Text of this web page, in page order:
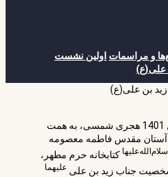
و مراسمات اولین نشست
علی(ع)
در روزهای پایانی محرم الحرام سال 1401 هجری شمسی، به همت
آستان مقدس فاطمه معصومه
سلام‌الله‌علیها کتابخانه حرم مطهر،
جناب زید بن علی علیهما